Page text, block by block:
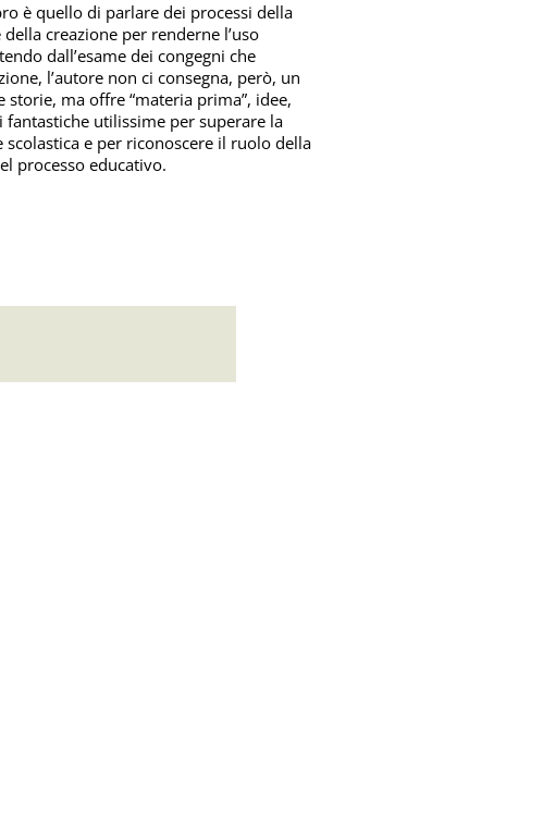
è quello di parlare dei processi della
creazione per renderne l’uso
dall’esame dei congegni che
l’autore non ci consegna, però, un
ma offre “materia prima”, idee,
utilissime per superare la
e per riconoscere il ruolo della
processo educativo.